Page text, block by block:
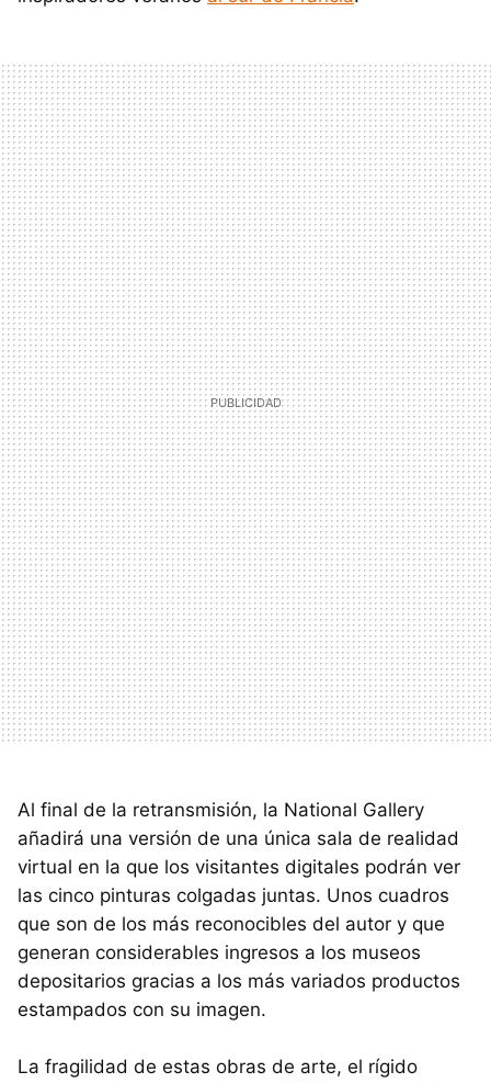
Al final de la retransmisión, la National Gallery
añadirá una versión de una única sala de realidad
virtual en la que los visitantes digitales podrán ver
las cinco pinturas colgadas juntas. Unos cuadros
que son de los más reconocibles del autor y que
generan considerables ingresos a los museos
depositarios gracias a los más variados productos
estampados con su imagen.
La fragilidad de estas obras de arte, el rígido